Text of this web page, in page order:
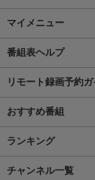
マイメニュー
番組表ヘルプ
リモート録画予約ガ
おすすめ番組
ランキング
チャンネル一覧